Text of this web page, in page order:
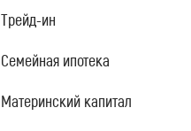
Трейд-ин
Семейная ипотека
Материнский капитал